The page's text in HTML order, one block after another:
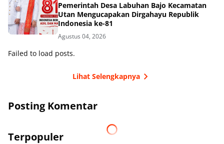
Pemerintah Desa Labuhan Bajo Kecamatan
Utan Mengucapakan Dirgahayu Republik
Indonesia ke-81
Agustus 04, 2026
Failed to load posts.
Lihat Selengkapnya
Posting Komentar
Terpopuler